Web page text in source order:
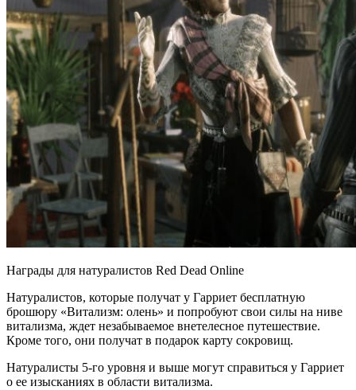
Награды для натуралистов Red Dead Online
Натуралистов, которые получат у Гарриет бесплатную
брошюру «Витализм: олень» и попробуют свои силы на ниве
витализма, ждет незабываемое внетелесное путешествие.
Кроме того, они получат в подарок карту сокровищ.
Натуралисты 5-го уровня и выше могут справиться у Гарриет
о ее изысканиях в области витализма.